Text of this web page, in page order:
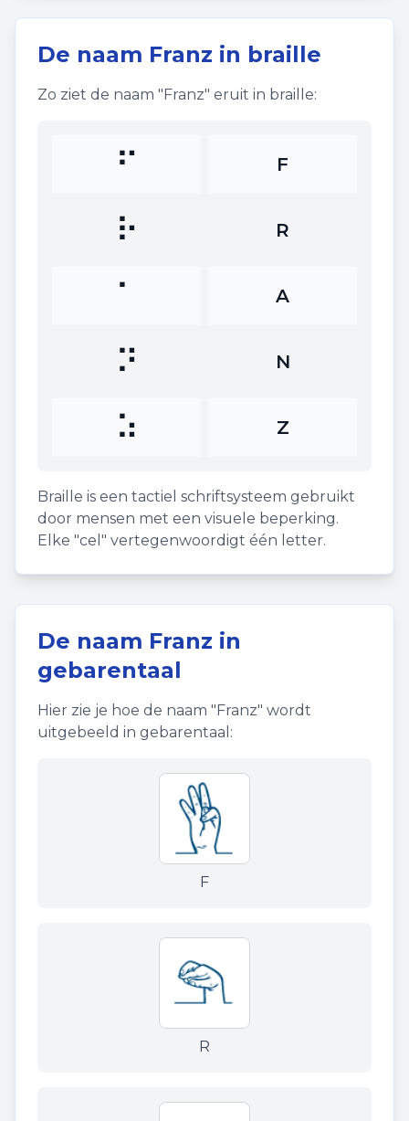
De naam Franz in braille
Zo ziet de naam "Franz" eruit in braille:
⠋ F
⠗ R
⠁ A
⠝ N
⠵ Z
Braille is een tactiel schriftsysteem gebruikt
door mensen met een visuele beperking.
Elke "cel" vertegenwoordigt één letter.
De naam Franz in
gebarentaal
Hier zie je hoe de naam "Franz" wordt
uitgebeeld in gebarentaal:
F
R